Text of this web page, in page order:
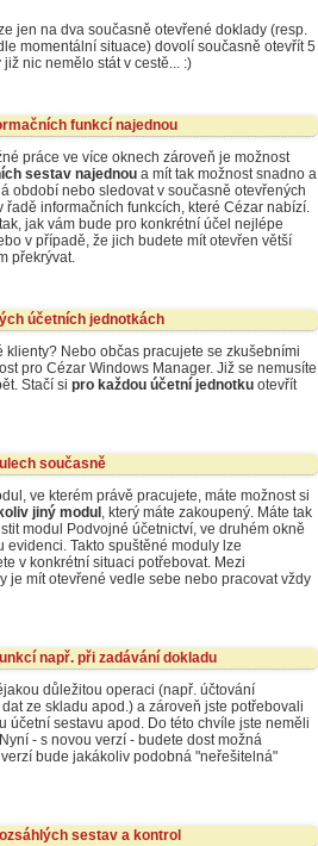
jen na dva současně otevřené doklady (resp.
momentální situace) dovolí současně otevřít 5
nic nemělo stát v cestě... :)
funkcí najednou
práce ve více oknech zároveň je možnost
sestav najednou a mít tak možnost snadno a
období nebo sledovat v současně otevřených
informačních funkcích, které Cézar nabízí.
jak vám bude pro konkrétní účel nejlépe
v případě, že jich budete mít otevřen větší
překrývat.
účetních jednotkách
Nebo občas pracujete se zkušebními
pro Cézar Windows Manager. Již se nemusíte
Stačí si pro každou účetní jednotku otevřít
současně
ve kterém právě pracujete, máte možnost si
jiný modul , který máte zakoupený. Máte tak
modul Podvojné účetnictví, ve druhém okně
Takto spuštěné moduly lze
v konkrétní situaci potřebovat. Mezi
je mít otevřené vedle sebe nebo pracovat vždy
např. při zadávání dokladu
důležitou operaci (např. účtování
ze skladu apod.) a zároveň jste potřebovali
účetní sestavu apod. Do této chvíle jste neměli
- s novou verzí - budete dost možná
bude jakákoliv podobná "neřešitelná"
sestav a kontrol